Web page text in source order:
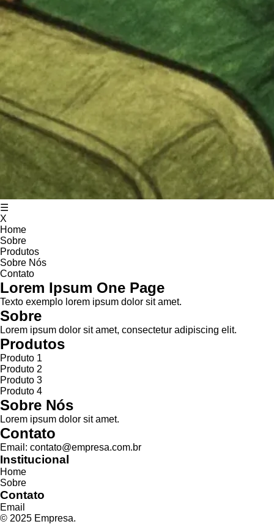
☰
X
Home
Sobre
Produtos
Sobre Nós
Contato
Lorem Ipsum One Page
Texto exemplo lorem ipsum dolor sit amet.
Sobre
Lorem ipsum dolor sit amet, consectetur adipiscing elit.
Produtos
Produto 1
Produto 2
Produto 3
Produto 4
Sobre Nós
Lorem ipsum dolor sit amet.
Contato
Email: contato@empresa.com.br
Institucional
Home
Sobre
Contato
Email
© 2025 Empresa.